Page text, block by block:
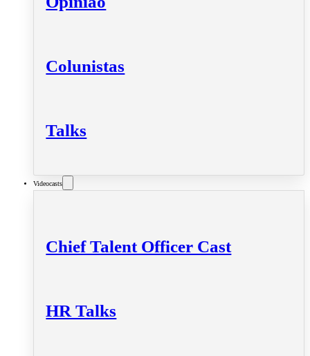
Colunistas
Talks
Videocasts
Chief Talent Officer Cast
HR Talks